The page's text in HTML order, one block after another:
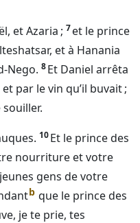
et Azaria ; 7et le prince
et à Hanania
Nego. 8Et Daniel arrêta
par le vin qu’il buvait ;
10Et le prince des
nourriture et votre
gens de votre
b que le prince des
je te prie, tes